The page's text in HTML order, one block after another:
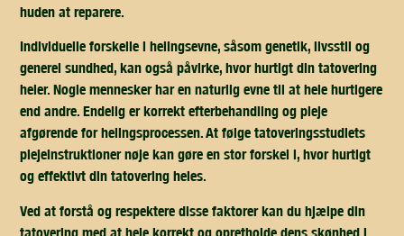
huden at reparere.
Individuelle forskelle i helingsevne, såsom genetik, livsstil og
generel sundhed, kan også påvirke, hvor hurtigt din tatovering
heler. Nogle mennesker har en naturlig evne til at hele hurtigere
end andre. Endelig er korrekt efterbehandling og pleje
afgørende for helingsprocessen. At følge tatoveringsstudiets
plejeinstruktioner nøje kan gøre en stor forskel i, hvor hurtigt
og effektivt din tatovering heles.
Ved at forstå og respektere disse faktorer kan du hjælpe din
tatovering med at hele korrekt og opretholde dens skønhed i